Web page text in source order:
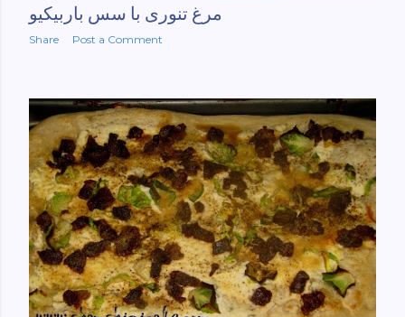
مرغ تنوری با سس باربیکیو
Share Post a Comment